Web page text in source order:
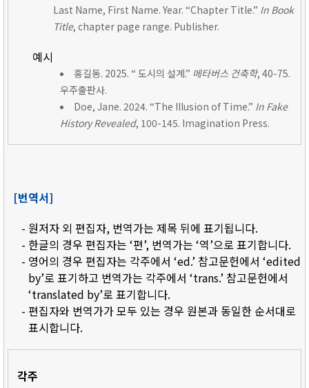
Last Name, First Name. Year. “Chapter Title.” In Book
Title, chapter page range. Publisher.
예시
홍길동. 2025. “ 도시의 설계.” 메타버스 건축학, 40-75.
우주출판사.
Doe, Jane. 2024. “The Illusion of Time.” In Fake
History Revealed, 100-145. Imagination Press.
[번역서]
- 원저자 외 편집자, 번역가는 제목 뒤에 표기됩니다.
- 한글의 경우 편집자는 ‘편’, 번역가는 ‘역’으로 표기합니다.
- 영어의 경우 편집자는 각주에서 ‘ed.’ 참고문헌에서 ‘edited
by’로 표기하고 번역가는 각주에서 ‘trans.’ 참고문헌에서
‘translated by’로 표기합니다.
- 편집자와 번역가가 모두 있는 경우 원본과 동일한 순서대로
표시합니다.
각주